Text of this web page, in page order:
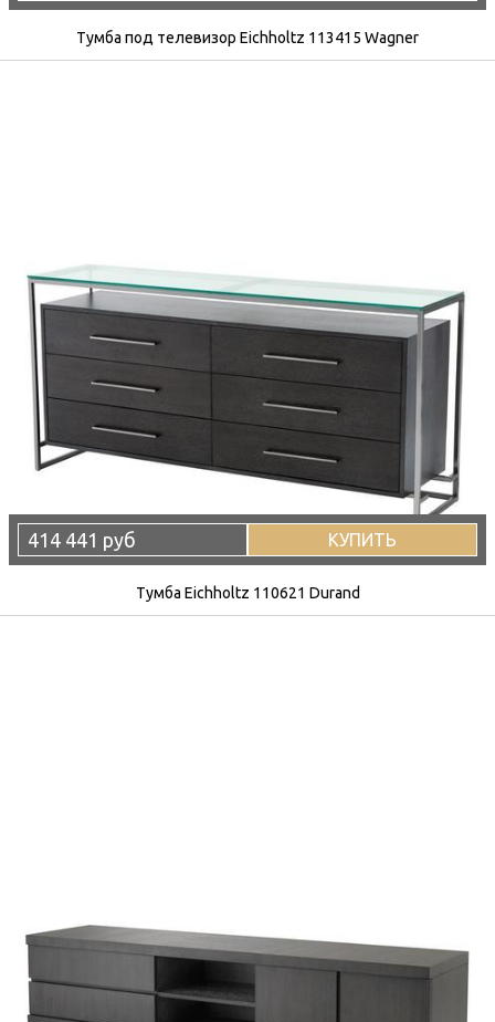
Тумба под телевизор Eichholtz 113415 Wagner
414 441 руб КУПИТЬ
Тумба Eichholtz 110621 Durand